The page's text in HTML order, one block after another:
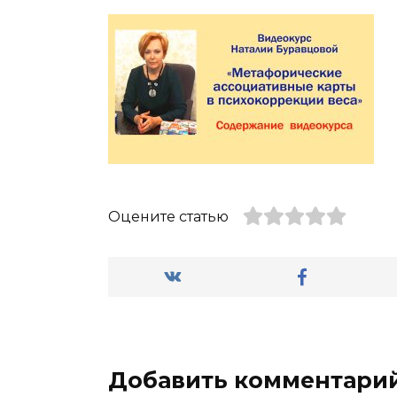
Оцените статью
Добавить